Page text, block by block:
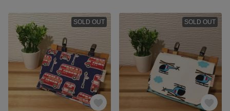
SOLD OUT SOLD OUT